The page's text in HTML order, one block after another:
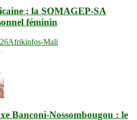
: la SOMAGEP-SA
féminin
Afrikinfos-Mali
Banconi-Nossombougou : le